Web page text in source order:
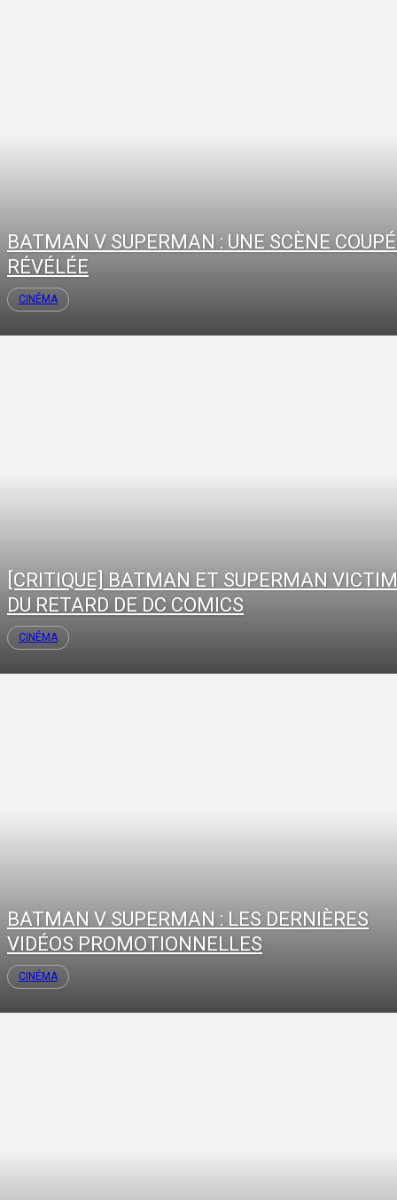
BATMAN V SUPERMAN : UNE SCÈNE
RÉVÉLÉE
CINÉMA
[CRITIQUE] BATMAN ET SUPERMAN
DU RETARD DE DC COMICS
CINÉMA
BATMAN V SUPERMAN : LES DERNIÈRES
VIDÉOS PROMOTIONNELLES
CINÉMA